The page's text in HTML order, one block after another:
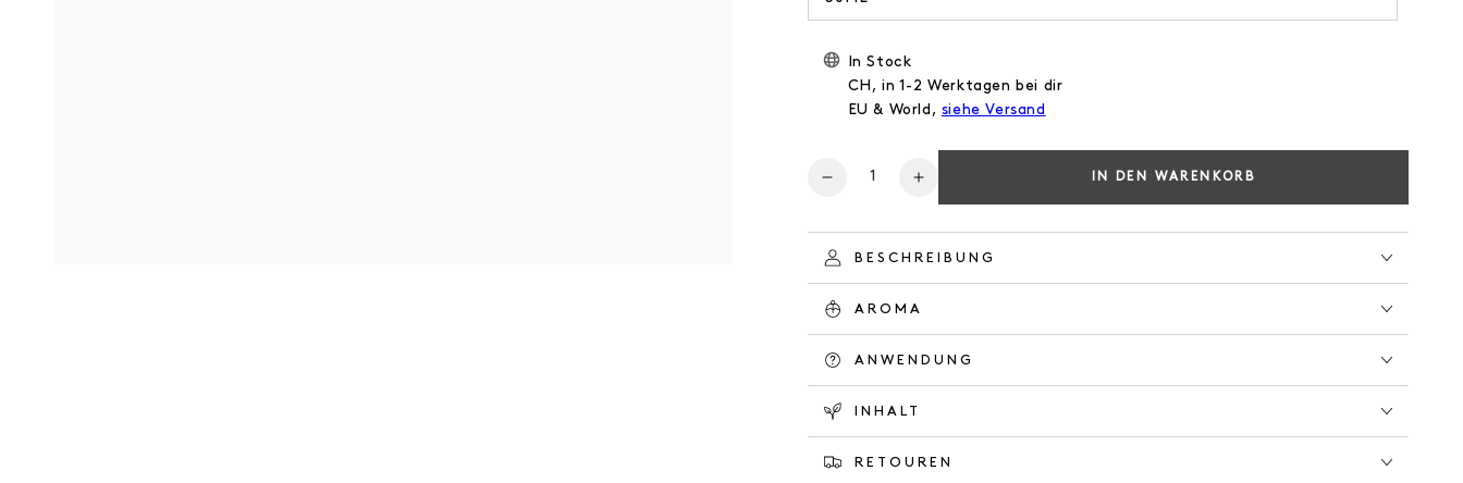
In Stock
CH, in 1-2 Werktagen bei dir
EU & World, siehe Versand
Verringere
Menge
für
HAND
CREAM
HERBAL
Erhöhe
die
Menge
für
HAND
IN DEN WARENKORB
BESCHREIBUNG
AROMA
ANWENDUNG
INHALT
RETOUREN